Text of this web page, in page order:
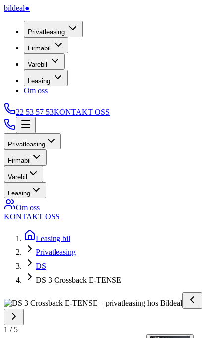
bildeal●
Privatleasing
Firmabil
Varebil
Leasing
Om oss
22 53 57 53KONTAKT OSS
Privatleasing
Firmabil
Varebil
Leasing
Om oss
KONTAKT OSS
Leasing bil
Privatleasing
DS
DS 3 Crossback E-TENSE
1 / 5